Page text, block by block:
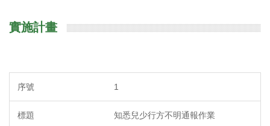
實施計畫
1
知悉兒少行方不明通報作業